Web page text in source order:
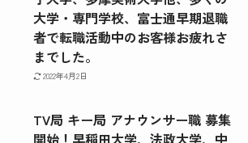
大学・専門学校、富士通早期退職
者で転職活動中のお客様お疲れさ
までした。
2022年4月2日
TV局 キー局 アナウンサー職 募集